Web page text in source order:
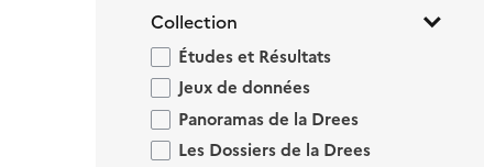
Collection
Études et Résultats
Jeux de données
Panoramas de la Drees
Les Dossiers de la Drees